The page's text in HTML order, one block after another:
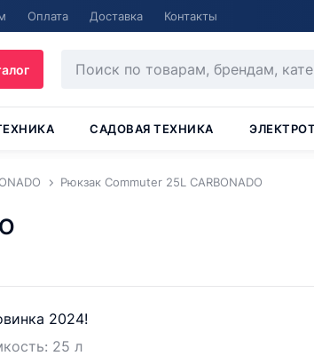
Оплата Доставка Контакты
САДОВАЯ ТЕХНИКА
Рюкзак Commuter 25L CARBONADO
2024!
25 л